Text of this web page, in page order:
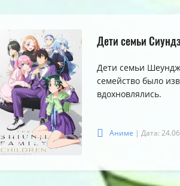
Дети семьи
Дети семьи
семейство было
вдохновлялись.
Аниме | Дата: